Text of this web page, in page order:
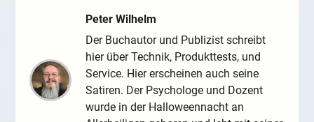
Peter Wilhelm
Der Buchautor und Publizist schreibt
hier über Technik, Produkttests, und
Service. Hier erscheinen auch seine
Satiren. Der Psychologe und Dozent
wurde in der Halloweennacht an